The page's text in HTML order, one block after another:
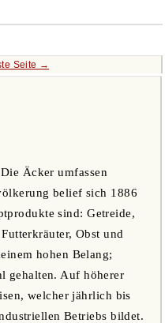
Seite →
Äcker umfassen
belief sich 1886
sind: Getreide,
Obst und
hohen Belang;
gehalten. Auf höherer
welcher jährlich bis
Betriebs bildet.